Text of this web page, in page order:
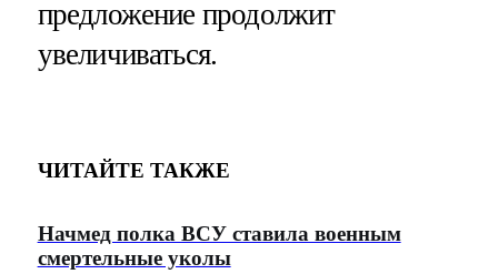
предложение продолжит
увеличиваться.
ЧИТАЙТЕ ТАКЖЕ
Начмед полка ВСУ ставила военным
смертельные уколы